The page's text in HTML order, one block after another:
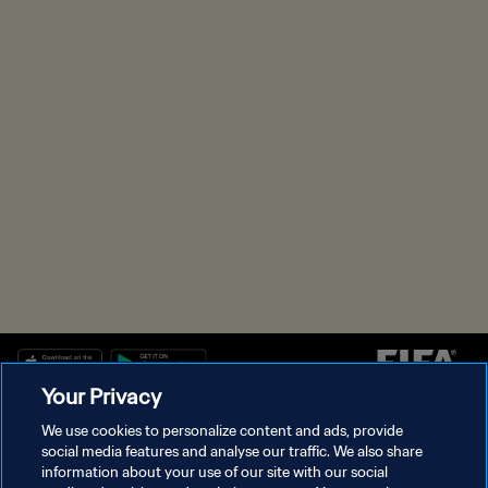
سياسة الخصوصية
Your Privacy
We use cookies to personalize content and ads, provide
social media features and analyse our traffic. We also share
information about your use of our site with our social